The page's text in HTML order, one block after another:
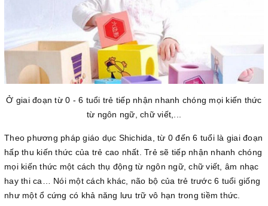
Ở giai đoạn từ 0 - 6 tuổi trẻ tiếp nhận nhanh chóng mọi kiến thức
từ ngôn ngữ, chữ viết,...
Theo phương pháp giáo dục Shichida, từ 0 đến 6 tuổi là giai đoạn
hấp thu kiến thức của trẻ cao nhất. Trẻ sẽ tiếp nhận nhanh chóng
mọi kiến thức một cách thụ động từ ngôn ngữ, chữ viết, âm nhạc
hay thi ca… Nói một cách khác, não bộ của trẻ trước 6 tuổi giống
như một ổ cứng có khả năng lưu trữ vô hạn trong tiềm thức.